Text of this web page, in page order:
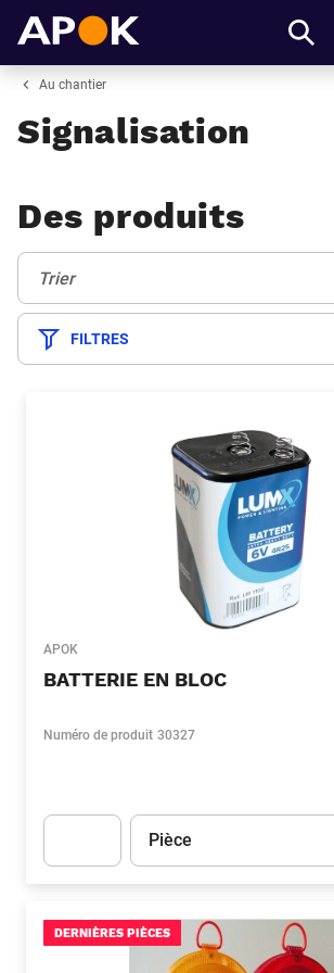
Au chantier
Signalisation
Des produits
Trier:
Trier
FILTRES
APOK
BATTERIE EN BLOC
Numéro de produit 30327
Unité
Pièce
DERNIÈRES PIÈCES